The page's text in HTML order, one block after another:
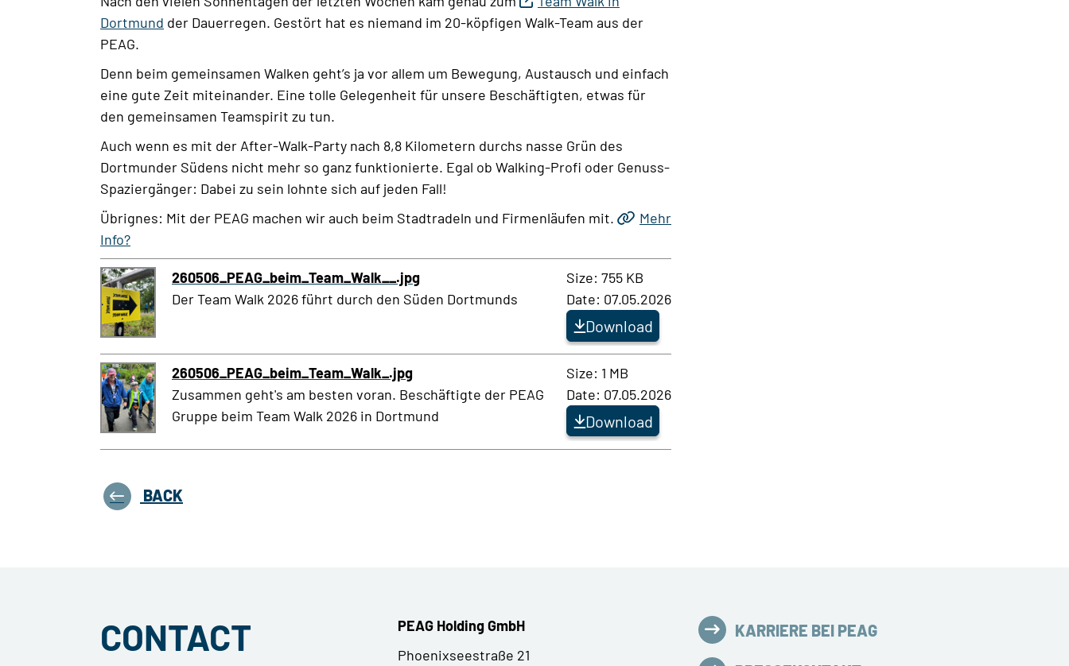
Dortmund der Dauerregen. Gestört hat es niemand im 20-köpfigen Walk-Team aus der
PEAG.
Denn beim gemeinsamen Walken geht’s ja vor allem um Bewegung, Austausch und einfach
eine gute Zeit miteinander. Eine tolle Gelegenheit für unsere Beschäftigten, etwas für
den gemeinsamen Teamspirit zu tun.
Auch wenn es mit der After-Walk-Party nach 8,8 Kilometern durchs nasse Grün des
Dortmunder Südens nicht mehr so ganz funktionierte. Egal ob Walking-Profi oder Genuss-
Spaziergänger: Dabei zu sein lohnte sich auf jeden Fall!
Übrignes: Mit der PEAG machen wir auch beim Stadtradeln und Firmenläufen mit.
Mehr
Info?
260506_PEAG_beim_Team_Walk__.jpg
Der Team Walk 2026 führt durch den Süden Dortmunds
Size: 755 KB
Date: 07.05.2026
Download
260506_PEAG_beim_Team_Walk_.jpg
Zusammen geht's am besten voran. Beschäftigte der PEAG
Gruppe beim Team Walk 2026 in Dortmund
Size: 1 MB
Date: 07.05.2026
Download
BACK
CONTACT
PEAG Holding GmbH
Phoenixseestraße 21
KARRIERE BEI PEAG